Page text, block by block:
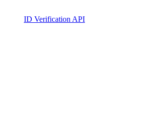
ID Verification API